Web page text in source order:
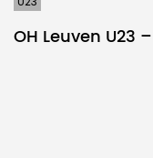
OH Leuven U23